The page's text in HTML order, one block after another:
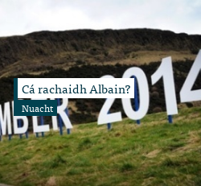
Cá rachaidh Albain?
Nuacht